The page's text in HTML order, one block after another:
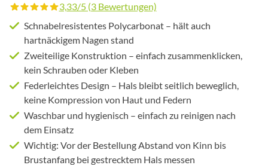
Durchschnittliche Bewertung von 3.3 von 5 Sternen
3,33/5 (3 Bewertungen)
Schnabelresistentes Polycarbonat – hält auch
hartnäckigem Nagen stand
Zweiteilige Konstruktion – einfach zusammenklicken,
kein Schrauben oder Kleben
Federleichtes Design – Hals bleibt seitlich beweglich,
keine Kompression von Haut und Federn
Waschbar und hygienisch – einfach zu reinigen nach
dem Einsatz
Wichtig: Vor der Bestellung Abstand von Kinn bis
Brustanfang bei gestrecktem Hals messen